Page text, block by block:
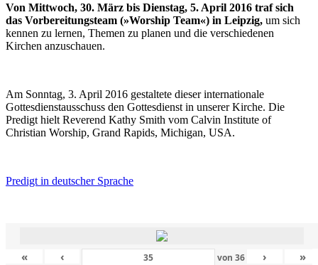
Von Mittwoch, 30. März bis Dienstag, 5. April 2016 traf sich
das Vorbereitungsteam (»Worship Team«) in Leipzig, um sich
kennen zu lernen, Themen zu planen und die verschiedenen
Kirchen anzuschauen.
Am Sonntag, 3. April 2016 gestaltete dieser internationale
Gottesdienstausschuss den Gottesdienst in unserer Kirche. Die
Predigt hielt Reverend Kathy Smith vom Calvin Institute of
Christian Worship, Grand Rapids, Michigan, USA.
Predigt in deutscher Sprache
« ‹ von36 › »